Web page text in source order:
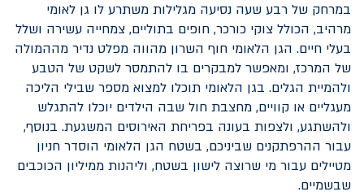
במרחק של רבע שעה נסיעה מגלילות משתרע לו גן לאומי
מרהיב, הכולל צוקי כורכר, חופים בתוליים, צמחייה עשירה ושלל
בעלי חיים. הגן הלאומי חוף השרון מהווה מפלט נדיר מההמולה
של המרכז, ומאפשר למבקרים בו להתמסר לשקט של הטבע
ולהמיית הגלים. בגן הלאומי תוכלו למצוא מספר שבילי הליכה
מעגליים או קוויים, מחצבת חול שבה הילדים יוכלו להתגלש
ולהשתגע, ולצפות בעונה בפריחת האירוסים המשגעת. בנוסף,
עבור ההרפתקנים שביניכם, בשטח הגן הלאומי הוסדר חניון
מטיילים עבור מי שרוצה לישון בשטח, וליהנות ממיליון הכוכבים
שבשמיים.